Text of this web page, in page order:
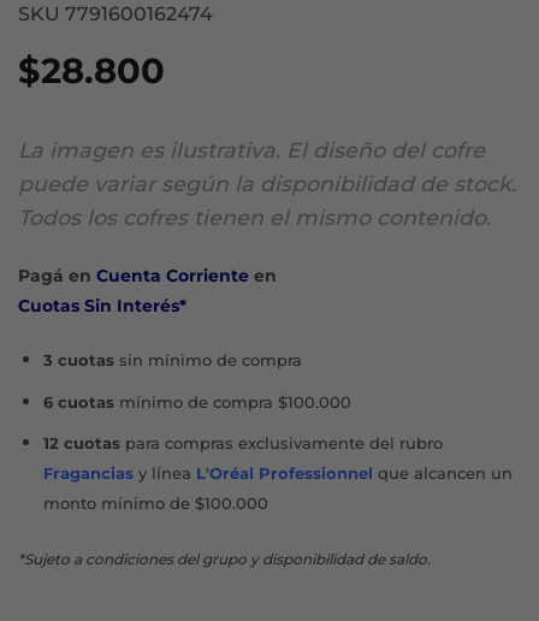
SKU 7791600162474
$28.800
La imagen es ilustrativa. El diseño del cofre
puede variar según la disponibilidad de stock.
Todos los cofres tienen el mismo contenido.
Pagá en Cuenta Corriente en
Cuotas Sin Interés*
3 cuotassin mínimo de compra
6 cuotasmínimo de compra $100.000
12 cuotaspara compras exclusivamente del rubro
Fraganciasy línea L'Oréal Professionnel que alcancen un
monto mínimo de $100.000
*Sujeto a condiciones del grupo y disponibilidad de saldo.